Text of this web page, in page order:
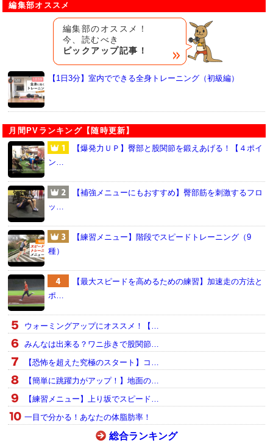
編集部オススメ
編集部のオススメ！
今、読むべき
ピックアップ記事！
【1日3分】室内でできる全身トレーニング（初級編）
月間PVランキング【随時更新】
【爆発力ＵＰ】臀部と股関節を鍛えあげる！【４ポイ
ン…
【補強メニューにもおすすめ】臀部筋を刺激するフロ
ッ…
【練習メニュー】階段でスピードトレーニング（9
種）
【最大スピードを高めるための練習】加速走の方法と
ポ…
ウォーミングアップにオススメ！【…
みんなは出来る？ワニ歩きで股関節…
【恐怖を超えた究極のスタート】コ…
【簡単に跳躍力がアップ！】地面の…
【練習メニュー】上り坂でスピード…
一目で分かる！あなたの体脂肪率！
総合ランキング